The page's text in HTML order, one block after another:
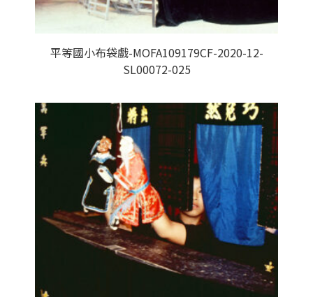
平等國小布袋戲-MOFA109179CF-2020-12-
SL00072-025